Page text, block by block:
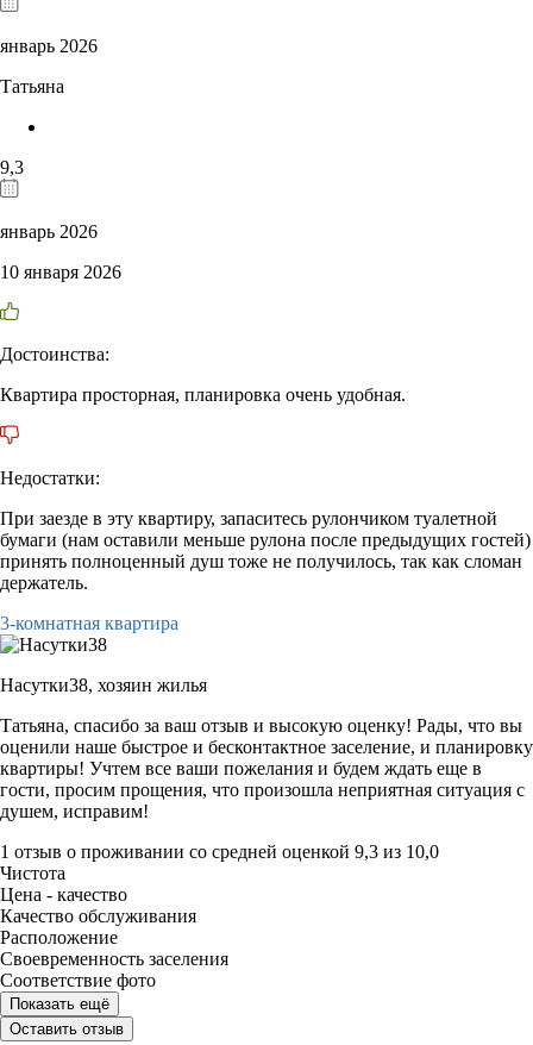
январь 2026
Татьяна
9,3
январь 2026
10 января 2026
Достоинства:
Квартира просторная, планировка очень удобная.
Недостатки:
При заезде в эту квартиру, запаситесь рулончиком туалетной
бумаги (нам оставили меньше рулона после предыдущих гостей)
принять полноценный душ тоже не получилось, так как сломан
держатель.
3-комнатная квартира
Насутки38, хозяин жилья
Татьяна, спасибо за ваш отзыв и высокую оценку! Рады, что вы
оценили наше быстрое и бесконтактное заселение, и планировку
квартиры! Учтем все ваши пожелания и будем ждать еще в
гости, просим прощения, что произошла неприятная ситуация с
душем, исправим!
1 отзыв о проживании со средней оценкой 9,3 из 10,0
Чистота
Цена - качество
Качество обслуживания
Расположение
Своевременность заселения
Соответствие фото
Показать ещё
Оставить отзыв